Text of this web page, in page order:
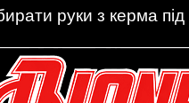
руки з керма